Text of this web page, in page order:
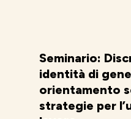
Seminario:
identità di
orientamento
strategie per